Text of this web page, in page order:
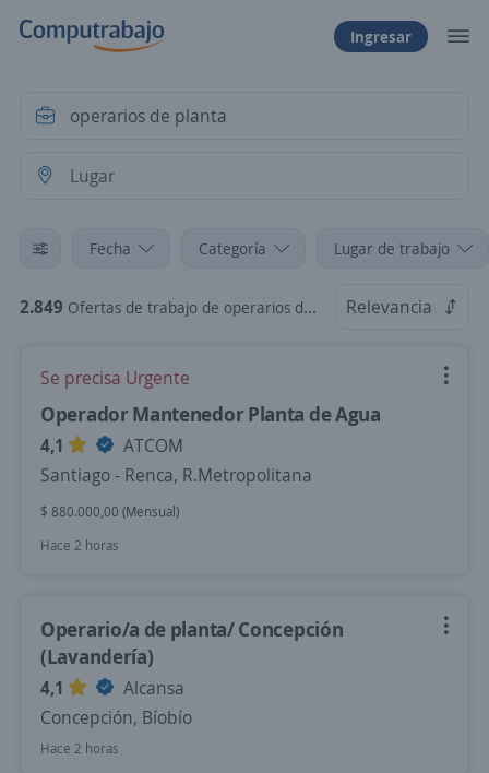
Ingresar
Fecha Categoría Lugar de trabajo
2.849 Ofertas de trabajo de operarios de planta en Chile Relevancia
Se precisa Urgente
Operador Mantenedor Planta de Agua
4,1
ATCOM
Santiago - Renca, R.Metropolitana
$ 880.000,00 (Mensual)
Hace 2 horas
Operario/a de planta/ Concepción
(Lavandería)
4,1
Alcansa
Concepción, Bíobío
Hace 2 horas